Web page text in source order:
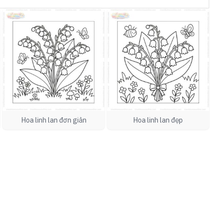
Hoa linh lan đơn giản Hoa linh lan đẹp